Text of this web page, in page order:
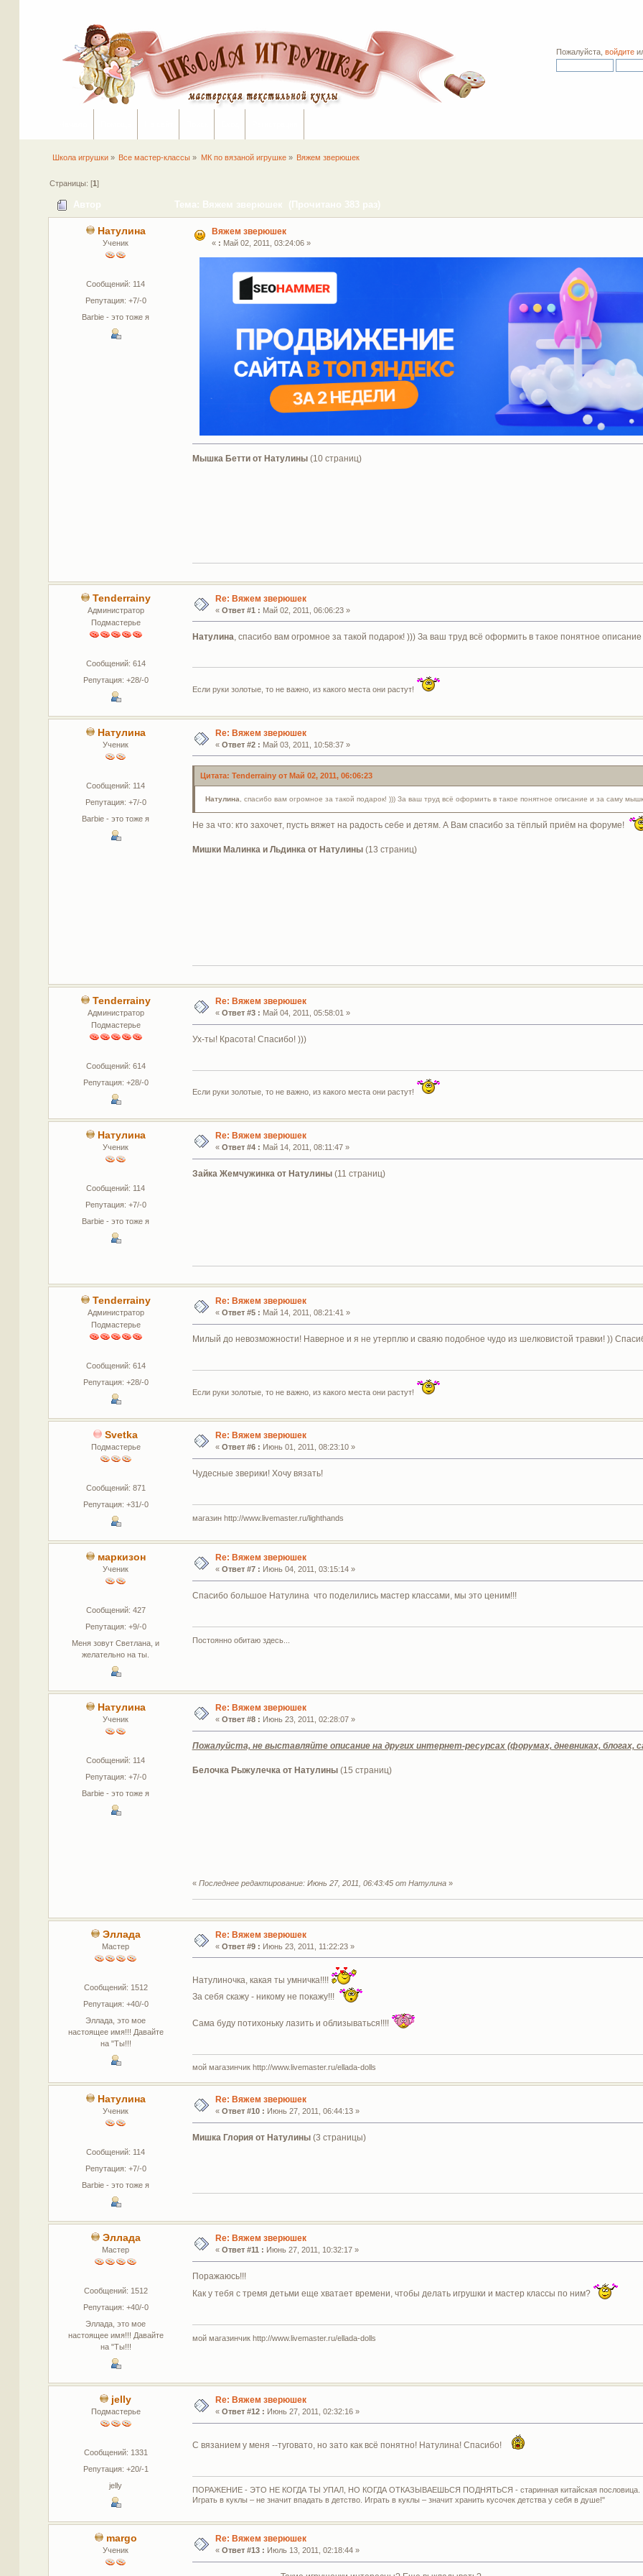
Пожалуйста,войдите
Школа игрушки » Все мастер-классы » МК по вязаной игрушке» Вяжем зверюшек
Страницы: [1]
Автор Тема: Вяжем зверюшек (Прочитано 383 раз)
Натулина
Ученик
Сообщений: 114
Репутация: +7/-0
Barbie - это тоже я
Вяжем зверюшек
« : Май 02, 2011, 03:24:06 »
Мышка Бетти от Натулины(10 страниц)
Tenderrainy
Администратор
Подмастерье
Сообщений: 614
Репутация: +28/-0
Re: Вяжем зверюшек
« Ответ #1 : Май 02, 2011, 06:06:23 »
Натулина , спасибо вам огромное за такой подарок! ))) За ваш труд всё оформить в такое понятное
Если руки золотые, то не важно, из какого места они растут!
Натулина
Ученик
Сообщений: 114
Репутация: +7/-0
Barbie - это тоже я
Re: Вяжем зверюшек
« Ответ #2 : Май 03, 2011, 10:58:37 »
Цитата: Tenderrainy от Май 02, 2011, 06:06:23
Натулина , спасибо вам огромное за такой подарок! ))) За ваш труд всё оформить в такое понятное описание и за саму
Не за что: кто захочет, пусть вяжет на радость себе и детям. А Вам спасибо за тёплый приём на форуме!
Мишки Малинка и Льдинка от Натулины(13 страниц)
Tenderrainy
Администратор
Подмастерье
Сообщений: 614
Репутация: +28/-0
Re: Вяжем зверюшек
« Ответ #3 : Май 04, 2011, 05:58:01 »
Ух-ты! Красота! Спасибо! )))
Если руки золотые, то не важно, из какого места они растут!
Натулина
Ученик
Сообщений: 114
Репутация: +7/-0
Barbie - это тоже я
Re: Вяжем зверюшек
« Ответ #4 : Май 14, 2011, 08:11:47 »
Зайка Жемчужинка от Натулины(11 страниц)
Tenderrainy
Администратор
Подмастерье
Сообщений: 614
Репутация: +28/-0
Re: Вяжем зверюшек
« Ответ #5 : Май 14, 2011, 08:21:41 »
Милый до невозможности! Наверное и я не утерплю и сваяю подобное чудо из шелковистой травки! ))
Если руки золотые, то не важно, из какого места они растут!
Svetka
Подмастерье
Сообщений: 871
Репутация: +31/-0
Re: Вяжем зверюшек
« Ответ #6 : Июнь 01, 2011, 08:23:10 »
Чудесные зверики! Хочу вязать!
магазин http://www.livemaster.ru/lighthands
маркизон
Ученик
Сообщений: 427
Репутация: +9/-0
Меня зовут Светлана, и
желательно на ты.
Re: Вяжем зверюшек
« Ответ #7 : Июнь 04, 2011, 03:15:14 »
Спасибо большое Натулина что поделились мастер классами, мы это ценим!!!
Постоянно обитаю здесь...
Натулина
Ученик
Сообщений: 114
Репутация: +7/-0
Barbie - это тоже я
Re: Вяжем зверюшек
« Ответ #8 : Июнь 23, 2011, 02:28:07 »
Пожалуйста, не выставляйте описание на других интернет-ресурсах (форумах, дневниках, блогах,
Белочка Рыжулечка от Натулины(15 страниц)
« Последнее редактирование: Июнь 27, 2011, 06:43:45 от Натулина»
Эллада
Мастер
Сообщений: 1512
Репутация: +40/-0
Эллада, это мое
настоящее имя!!! Давайте
на "Ты!!!
Re: Вяжем зверюшек
« Ответ #9 : Июнь 23, 2011, 11:22:23 »
Натулиночка, какая ты умничка!!!!
За себя скажу - никому не покажу!!!
Сама буду потихоньку лазить и облизываться!!!!
мой магазинчик http://www.livemaster.ru/ellada-dolls
Натулина
Ученик
Сообщений: 114
Репутация: +7/-0
Barbie - это тоже я
Re: Вяжем зверюшек
« Ответ #10 : Июнь 27, 2011, 06:44:13 »
Мишка Глория от Натулины(3 страницы)
Эллада
Мастер
Сообщений: 1512
Репутация: +40/-0
Эллада, это мое
настоящее имя!!! Давайте
на "Ты!!!
Re: Вяжем зверюшек
« Ответ #11 : Июнь 27, 2011, 10:32:17 »
Поражаюсь!!!
Как у тебя с тремя детьми еще хватает времени, чтобы делать игрушки и мастер классы по ним?
мой магазинчик http://www.livemaster.ru/ellada-dolls
jelly
Подмастерье
Сообщений: 1331
Репутация: +20/-1
jelly
Re: Вяжем зверюшек
« Ответ #12 : Июнь 27, 2011, 02:32:16 »
С вязанием у меня --туговато, но зато как всё понятно! Натулина! Спасибо!
ПОРАЖЕНИЕ - ЭТО НЕ КОГДА ТЫ УПАЛ, НО КОГДА ОТКАЗЫВАЕШЬСЯ ПОДНЯТЬСЯ - старинная китайская пословица.
Играть в куклы – не значит впадать в детство. Играть в куклы – значит хранить кусочек детства у себя в душе!"
margo
Ученик
Re: Вяжем зверюшек
« Ответ #13 : Июль 13, 2011, 02:18:44 »